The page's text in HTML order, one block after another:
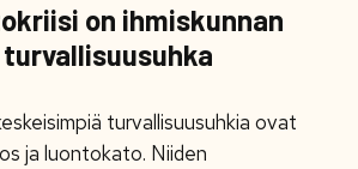
on ihmiskunnan
turvallisuusuhkia ovat
ja luontokato. Niiden